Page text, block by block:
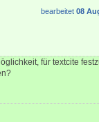
bearbeitet 08
für textcite